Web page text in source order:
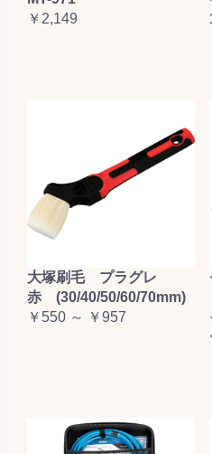
￥2,149
大塚刷毛 プラグレ
赤 (30/40/50/60/70mm)
￥550 ～ ￥957